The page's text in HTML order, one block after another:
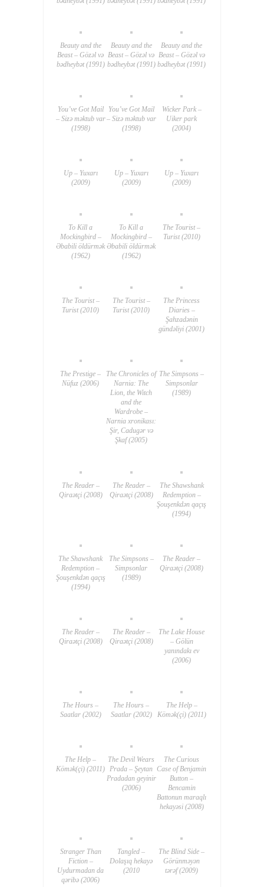
Beauty and the
Beast – Gözəl və
bədheybət (1991)
Beauty and the
Beast – Gözəl və
bədheybət (1991)
Beauty and the
Beast – Gözəl və
bədheybət (1991)
You’ve Got Mail
– Sizə məktub var
(1998)
You’ve Got Mail
– Sizə məktub var
(1998)
Wicker Park –
Uiker park
(2004)
Up – Yuxarı
(2009)
Up – Yuxarı
(2009)
Up – Yuxarı
(2009)
To Kill a
Mockingbird –
Əbabili öldürmək
(1962)
To Kill a
Mockingbird –
Əbabili öldürmək
(1962)
The Tourist –
Turist (2010)
The Tourist –
Turist (2010)
The Tourist –
Turist (2010)
The Princess
Diaries –
Şahzadənin
gündəliyi (2001)
The Prestige –
Nüfuz (2006)
The Chronicles of
Narnia: The
Lion, the Witch
and the
Wardrobe –
Narnia xronikası:
Şir, Cadugər və
Şkaf (2005)
The Simpsons –
Simpsonlar
(1989)
The Reader –
Qiraətçi (2008)
The Reader –
Qiraətçi (2008)
The Shawshank
Redemption –
Şouşenkdən qaçış
(1994)
The Shawshank
Redemption –
Şouşenkdən qaçış
(1994)
The Simpsons –
Simpsonlar
(1989)
The Reader –
Qiraətçi (2008)
The Reader –
Qiraətçi (2008)
The Reader –
Qiraətçi (2008)
The Lake House
– Gölün
yanındakı ev
(2006)
The Hours –
Saatlar (2002)
The Hours –
Saatlar (2002)
The Help –
Kömək(çi) (2011)
The Help –
Kömək(çi) (2011)
The Devil Wears
Prada – Şeytan
Pradadan geyinir
(2006)
The Curious
Case of Benjamin
Button –
Bencamin
Battonun maraqlı
hekayəsi (2008)
Stranger Than
Fiction –
Uydurmadan da
qəribə (2006)
Tangled –
Dolaşıq hekayə
(2010
The Blind Side –
Görünməyən
tərəf (2009)